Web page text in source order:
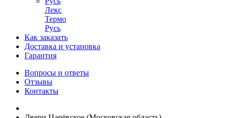
Лекс
Термо
Русь
Как заказать
Доставка и установка
Гарантия
Вопросы и ответы
Отзывы
Контакты